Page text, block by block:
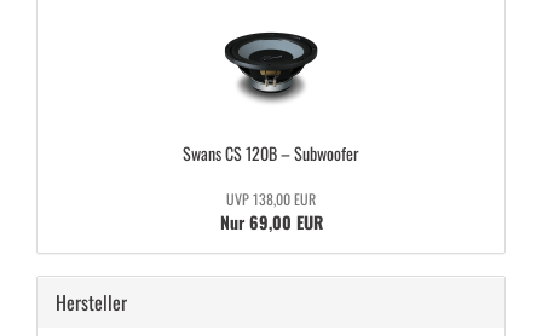
Swans CS 120B – Sub­woo­fer
UVP 138,00 EUR
Nur 69,00 EUR
Hersteller